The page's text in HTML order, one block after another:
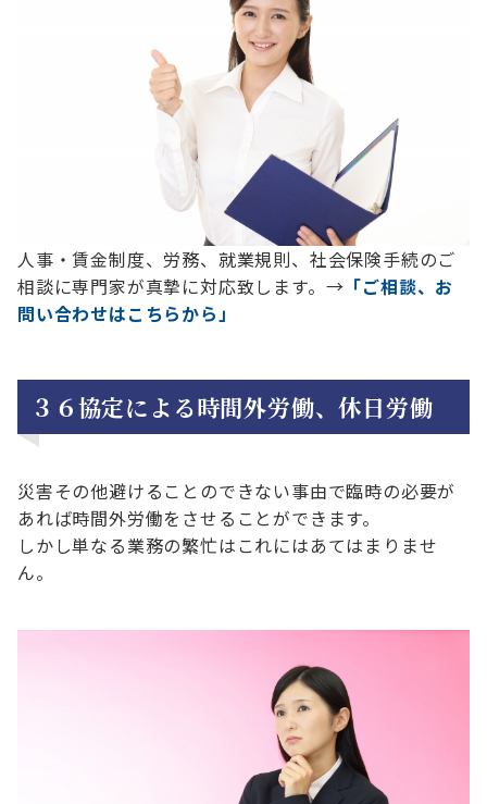
人事・賃金制度、労務、就業規則、社会保険手続のご
相談に専門家が真摯に対応致します。→ 「ご相談、お
問い合わせはこちらから」
３６協定による時間外労働、休日労働
災害その他避けることのできない事由で臨時の必要が
あれば時間外労働をさせることができます。
しかし単なる業務の繁忙はこれにはあてはまりませ
ん。